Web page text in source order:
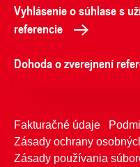
Vyhlásenie o súhlase s
referencie
Dohoda o zverejnení
Fakturačné údaje
Zásady ochrany
Zásady používania